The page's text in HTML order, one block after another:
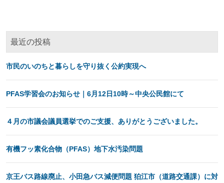
最近の投稿
市民のいのちと暮らしを守り抜く公約実現へ
PFAS学習会のお知らせ｜6月12日10時～中央公民館にて
４月の市議会議員選挙でのご支援、ありがとうございました。
有機フッ素化合物（PFAS）地下水汚染問題
京王バス路線廃止、小田急バス減便問題 狛江市（道路交通課）に対